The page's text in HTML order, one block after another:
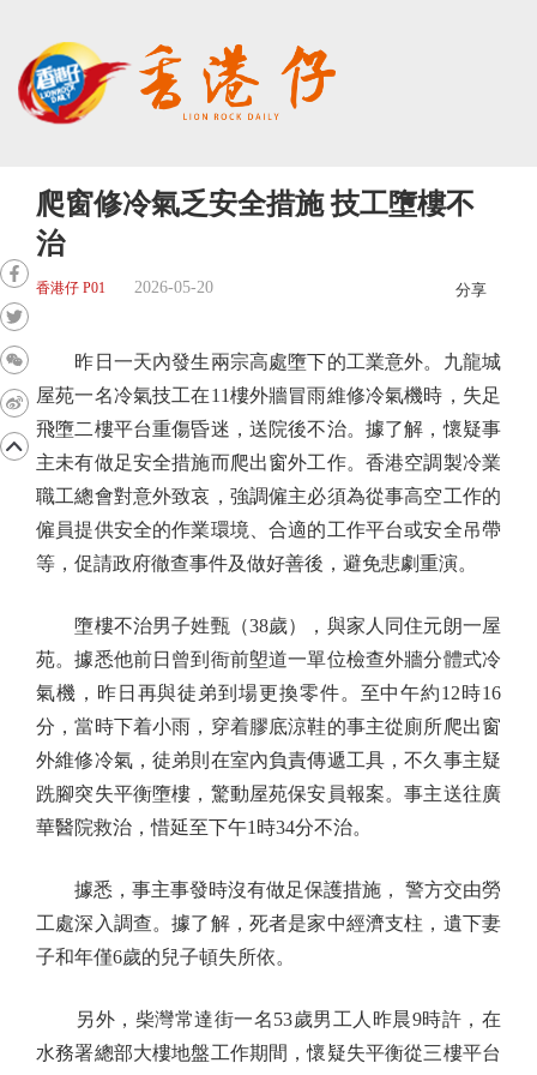
爬窗修冷氣乏安全措施 技工墮樓不
治
香港仔 P01 2026-05-20 分享
昨日一天內發生兩宗高處墮下的工業意外。九龍城
屋苑一名冷氣技工在11樓外牆冒雨維修冷氣機時，失足
飛墮二樓平台重傷昏迷，送院後不治。據了解，懷疑事
主未有做足安全措施而爬出窗外工作。香港空調製冷業
職工總會對意外致哀，強調僱主必須為從事高空工作的
僱員提供安全的作業環境、合適的工作平台或安全吊帶
等，促請政府徹查事件及做好善後，避免悲劇重演。
墮樓不治男子姓甄（38歲），與家人同住元朗一屋
苑。據悉他前日曾到衙前塱道一單位檢查外牆分體式冷
氣機，昨日再與徒弟到場更換零件。至中午約12時16
分，當時下着小雨，穿着膠底涼鞋的事主從廁所爬出窗
外維修冷氣，徒弟則在室內負責傳遞工具，不久事主疑
跣腳突失平衡墮樓，驚動屋苑保安員報案。事主送往廣
華醫院救治，惜延至下午1時34分不治。
據悉，事主事發時沒有做足保護措施， 警方交由勞
工處深入調查。據了解，死者是家中經濟支柱，遺下妻
子和年僅6歲的兒子頓失所依。
另外，柴灣常達街一名53歲男工人昨晨9時許，在
水務署總部大樓地盤工作期間，懷疑失平衡從三樓平台